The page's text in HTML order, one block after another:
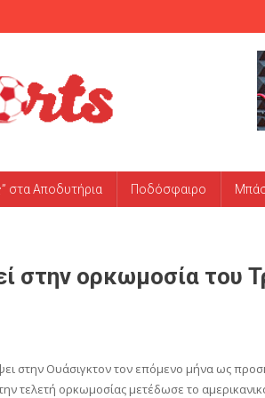
στα Αποδυτήρια Ποδόσφαιρο
στην ορκωμοσία του
στην Ουάσιγκτον τον επόμενο μήνα ως
τελετή ορκωμοσίας μετέδωσε το